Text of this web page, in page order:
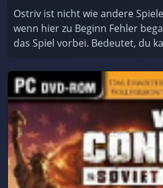
Ostriv ist nicht wie andere
wenn hier zu Beginn Fehler
das Spiel vorbei. Bedeutet, du